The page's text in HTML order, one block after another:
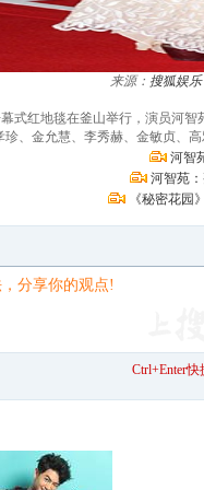
来源： 搜狐娱乐
式红地毯在釜山举行，演员河
、金允慧、李秀赫、金敏贞、
河智
河智苑
《秘密花园
Ctrl+Enter